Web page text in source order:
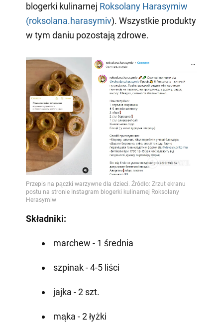
blogerki kulinarnej Roksolany Harasymiw
(roksolana.harasymiv). Wszystkie produkty
w tym daniu pozostają zdrowe.
Składniki:
marchew - 1 średnia
szpinak - 4-5 liści
jajka - 2 szt.
mąka - 2 łyżki